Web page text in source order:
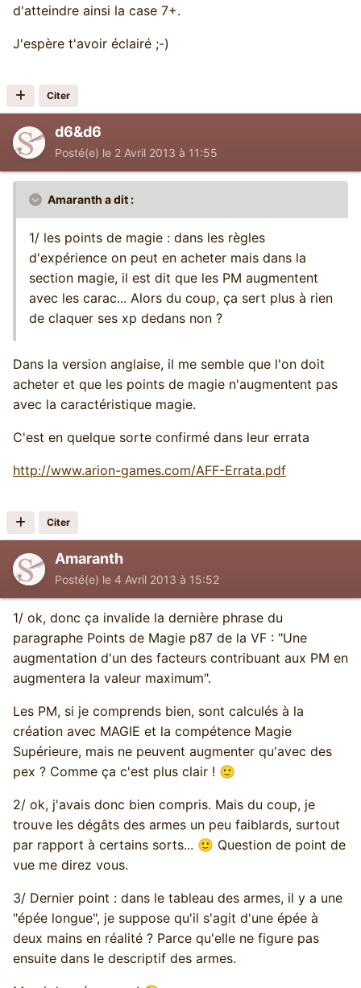
d'atteindre ainsi la case 7+.
J'espère t'avoir éclairé ;-)
Citer
d6&d6
Posté(e) le 2 Avril 2013 à 11:55
Amaranth a dit :
1/ les points de magie : dans les règles
d'expérience on peut en acheter mais dans la
section magie, il est dit que les PM augmentent
avec les carac... Alors du coup, ça sert plus à rien
de claquer ses xp dedans non ?
Dans la version anglaise, il me semble que l'on doit
acheter et que les points de magie n'augmentent pas
avec la caractéristique magie.
C'est en quelque sorte confirmé dans leur errata
http://www.arion-games.com/AFF-Errata.pdf
Citer
Amaranth
Posté(e) le 4 Avril 2013 à 15:52
1/ ok, donc ça invalide la dernière phrase du
paragraphe Points de Magie p87 de la VF : "Une
augmentation d'un des facteurs contribuant aux PM en
augmentera la valeur maximum".
Les PM, si je comprends bien, sont calculés à la
création avec MAGIE et la compétence Magie
Supérieure, mais ne peuvent augmenter qu'avec des
pex ? Comme ça c'est plus clair ! 🙂
2/ ok, j'avais donc bien compris. Mais du coup, je
trouve les dégâts des armes un peu faiblards, surtout
par rapport à certains sorts... 🙂 Question de point de
vue me direz vous.
3/ Dernier point : dans le tableau des armes, il y a une
"épée longue", je suppose qu'il s'agit d'une épée à
deux mains en réalité ? Parce qu'elle ne figure pas
ensuite dans le descriptif des armes.